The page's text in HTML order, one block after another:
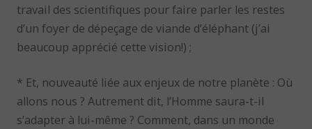
travail des scientifiques pour faire parler les restes
d’un foyer de dépeçage de viande d’éléphant (j’ai
beaucoup apprécié cette vision!) ;
* Et, nouveauté liée aux enjeux de notre planète : Où
allons nous ? Autrement dit, l’Homme saura-t-il
s’adapter à lui-même ? Comment, dans un monde